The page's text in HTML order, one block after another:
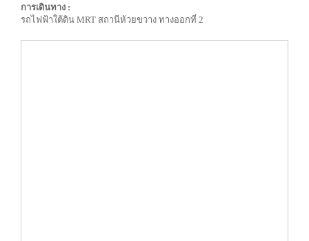
การเดินทาง :
รถไฟฟ้าใต้ดิน MRT สถานีห้วยขวาง ทางออกที่ 2